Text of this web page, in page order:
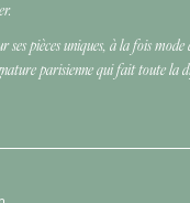
ses pièces uniques, à la fois
parisienne qui fait toute la